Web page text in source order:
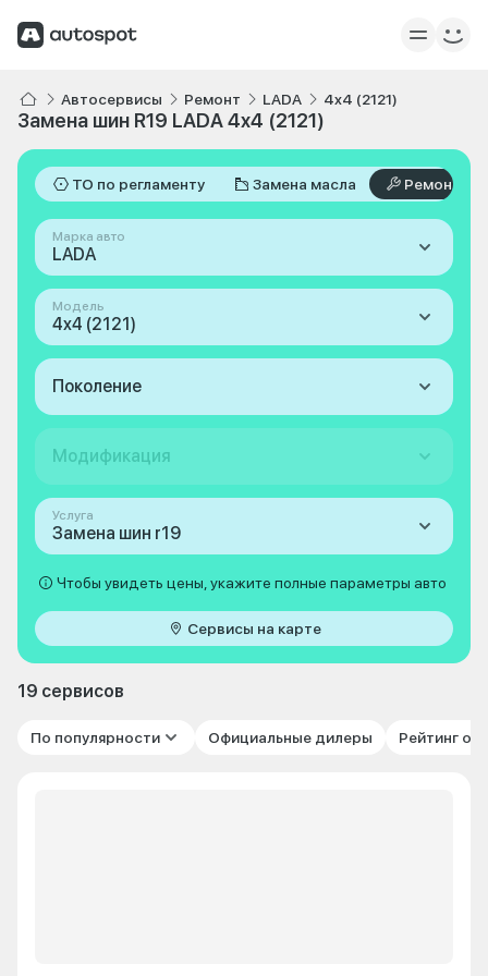
Автосервисы Ремонт LADA 4x4 (2121)
Замена шин R19 LADA 4x4 (2121)
ТО по регламенту Замена масла Ремонт
Марка авто
LADA
Модель
4x4 (2121)
Поколение
Модификация
Услуга
Замена шин r19
Чтобы увидеть цены, укажите полные параметры авто
Сервисы на карте
19 сервисов
По популярности Официальные дилеры Рейтинг